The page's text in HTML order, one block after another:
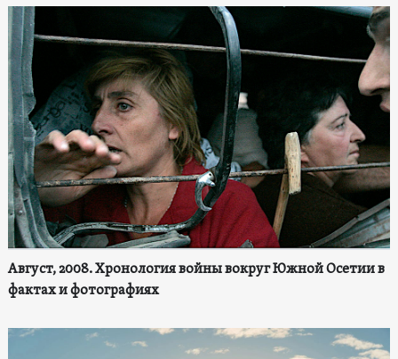
Август, 2008. Хронология войны вокруг Южной Осетии в
фактах и фотографиях